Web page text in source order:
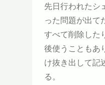
先日行われたシ
った問題が出て
すべて削除した
後使うこともあ
け抜き出して記
る。